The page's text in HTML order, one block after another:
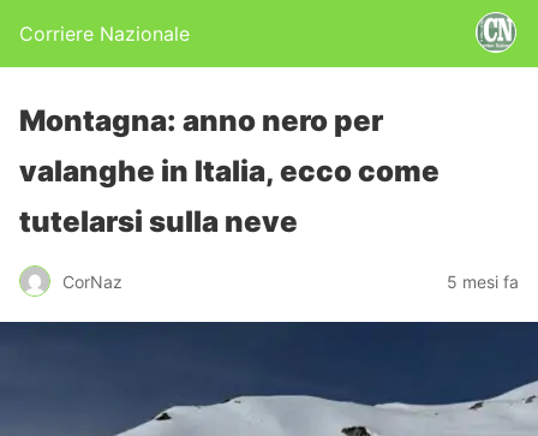
Corriere Nazionale
Montagna: anno nero per
valanghe in Italia, ecco come
tutelarsi sulla neve
CorNaz 5 mesi fa